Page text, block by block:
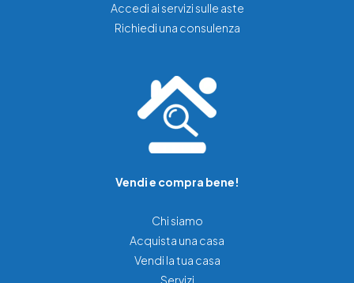
Accedi ai servizi sulle aste
Richiedi una consulenza
Vendi e compra bene!
Chi siamo
Acquista una casa
Vendi la tua casa
Servizi